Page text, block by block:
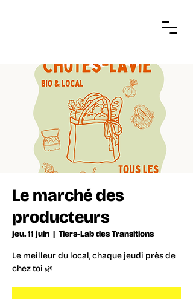
Le marché des
producteurs
jeu. 11 juin
  |
Tiers-Lab des Transitions
Le meilleur du local, chaque jeudi près de
chez toi 🌿